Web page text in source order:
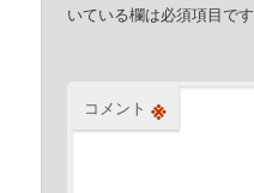
いている欄は必須項目です
コメント ※